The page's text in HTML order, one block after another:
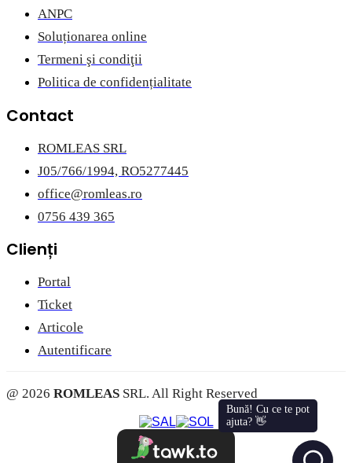
ANPC
Soluționarea online
Termeni şi condiţii
Politica de confidențialitate
Contact
ROMLEAS SRL
J05/766/1994, RO5277445
office@romleas.ro
0756 439 365
Clienți
Portal
Ticket
Articole
Autentificare
@ 2026 ROMLEAS SRL. All Right Reserved